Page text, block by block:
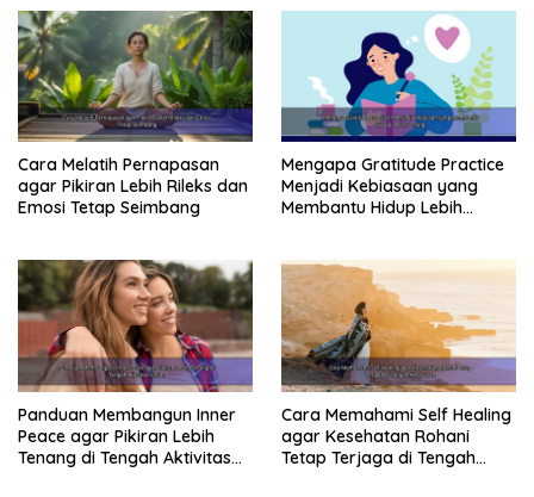
Cara Melatih Pernapasan
agar Pikiran Lebih Rileks dan
Emosi Tetap Seimbang
Mengapa Gratitude Practice
Menjadi Kebiasaan yang
Membantu Hidup Lebih
Panduan Membangun Inner
Peace agar Pikiran Lebih
Tenang di Tengah Aktivitas
Cara Memahami Self Healing
agar Kesehatan Rohani
Tetap Terjaga di Tengah